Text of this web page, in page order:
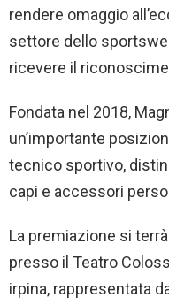
rendere omaggio
settore dello
ricevere il
Fondata nel 2018,
un’importante
tecnico sportivo,
capi e accessori
La premiazione si
presso il Teatro
irpina, rappresentata